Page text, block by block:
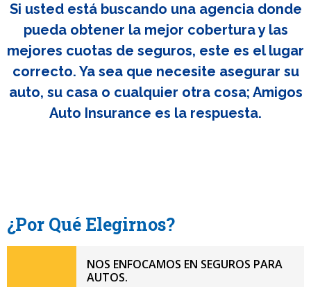
Si usted está buscando una agencia donde
pueda obtener la mejor cobertura y las
mejores cuotas de seguros, este es el lugar
correcto. Ya sea que necesite asegurar su
auto, su casa o cualquier otra cosa; Amigos
Auto Insurance es la respuesta.
¿Por Qué Elegirnos?
NOS ENFOCAMOS EN SEGUROS PARA
AUTOS.